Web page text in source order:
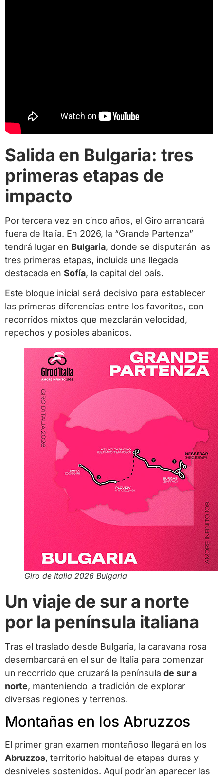
Salida en Bulgaria: tres
primeras etapas de
impacto
Por tercera vez en cinco años, el Giro arrancará
fuera de Italia. En 2026, la “Grande Partenza”
tendrá lugar en Bulgaria, donde se disputarán las
tres primeras etapas, incluida una llegada
destacada en Sofía, la capital del país.
Este bloque inicial será decisivo para establecer
las primeras diferencias entre los favoritos, con
recorridos mixtos que mezclarán velocidad,
repechos y posibles abanicos.
Giro de Italia 2026 Bulgaria
Un viaje de sur a norte
por la península italiana
Tras el traslado desde Bulgaria, la caravana rosa
desembarcará en el sur de Italia para comenzar
un recorrido que cruzará la península de sur a
norte, manteniendo la tradición de explorar
diversas regiones y terrenos.
Montañas en los Abruzzos
El primer gran examen montañoso llegará en los
Abruzzos, territorio habitual de etapas duras y
desniveles sostenidos. Aquí podrían aparecer las